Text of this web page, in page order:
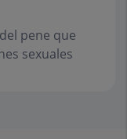
pene que
sexuales